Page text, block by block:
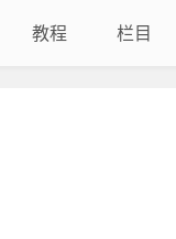
教程 栏目